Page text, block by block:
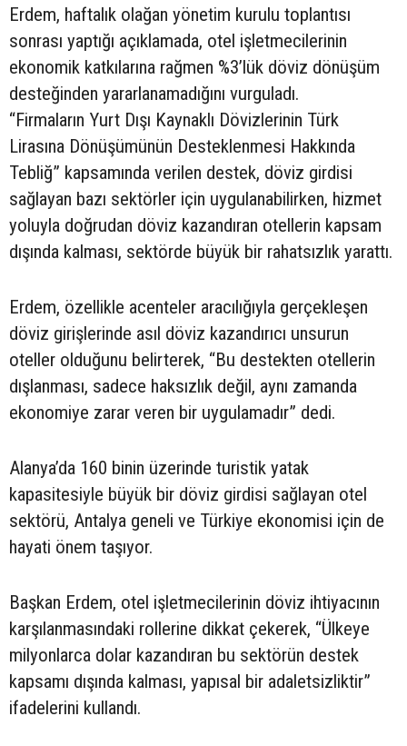
Erdem, haftalık olağan yönetim kurulu toplantısı
sonrası yaptığı açıklamada, otel işletmecilerinin
ekonomik katkılarına rağmen %3’lük döviz dönüşüm
desteğinden yararlanamadığını vurguladı.
“Firmaların Yurt Dışı Kaynaklı Dövizlerinin Türk
Lirasına Dönüşümünün Desteklenmesi Hakkında
Tebliğ” kapsamında verilen destek, döviz girdisi
sağlayan bazı sektörler için uygulanabilirken, hizmet
yoluyla doğrudan döviz kazandıran otellerin kapsam
dışında kalması, sektörde büyük bir rahatsızlık yarattı.
Erdem, özellikle acenteler aracılığıyla gerçekleşen
döviz girişlerinde asıl döviz kazandırıcı unsurun
oteller olduğunu belirterek, “Bu destekten otellerin
dışlanması, sadece haksızlık değil, aynı zamanda
ekonomiye zarar veren bir uygulamadır” dedi.
Alanya’da 160 binin üzerinde turistik yatak
kapasitesiyle büyük bir döviz girdisi sağlayan otel
sektörü, Antalya geneli ve Türkiye ekonomisi için de
hayati önem taşıyor.
Başkan Erdem, otel işletmecilerinin döviz ihtiyacının
karşılanmasındaki rollerine dikkat çekerek, “Ülkeye
milyonlarca dolar kazandıran bu sektörün destek
kapsamı dışında kalması, yapısal bir adaletsizliktir”
ifadelerini kullandı.